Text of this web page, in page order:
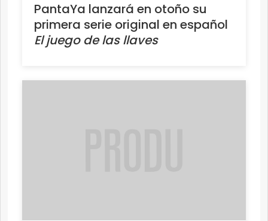
PantaYa lanzará en otoño su
primera serie original en español
El juego de las llaves